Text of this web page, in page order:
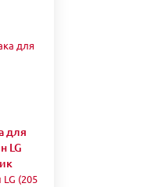
для
LG